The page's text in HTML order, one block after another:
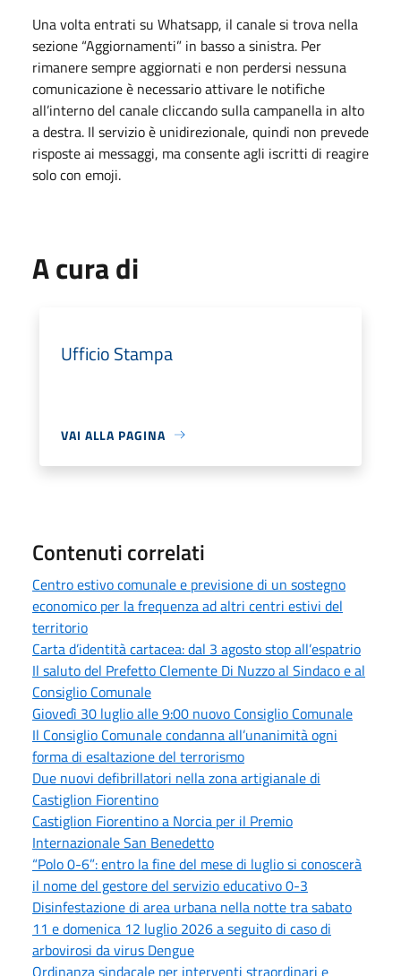
Una volta entrati su Whatsapp, il canale si trova nella
sezione “Aggiornamenti” in basso a sinistra. Per
rimanere sempre aggiornati e non perdersi nessuna
comunicazione è necessario attivare le notifiche
all’interno del canale cliccando sulla campanella in alto
a destra. Il servizio è unidirezionale, quindi non prevede
risposte ai messaggi, ma consente agli iscritti di reagire
solo con emoji.
A cura di
Ufficio Stampa
VAI ALLA PAGINA
Contenuti correlati
Centro estivo comunale e previsione di un sostegno
economico per la frequenza ad altri centri estivi del
territorio
Carta d’identità cartacea: dal 3 agosto stop all’espatrio
Il saluto del Prefetto Clemente Di Nuzzo al Sindaco e al
Consiglio Comunale
Giovedì 30 luglio alle 9:00 nuovo Consiglio Comunale
Il Consiglio Comunale condanna all’unanimità ogni
forma di esaltazione del terrorismo
Due nuovi defibrillatori nella zona artigianale di
Castiglion Fiorentino
Castiglion Fiorentino a Norcia per il Premio
Internazionale San Benedetto
“Polo 0-6”: entro la fine del mese di luglio si conoscerà
il nome del gestore del servizio educativo 0-3
Disinfestazione di area urbana nella notte tra sabato
11 e domenica 12 luglio 2026 a seguito di caso di
arbovirosi da virus Dengue
Ordinanza sindacale per interventi straordinari e